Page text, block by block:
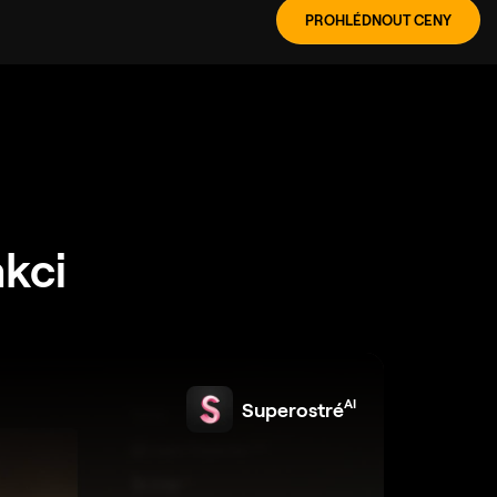
PROHLÉDNOUT CENY
SuperostréAI